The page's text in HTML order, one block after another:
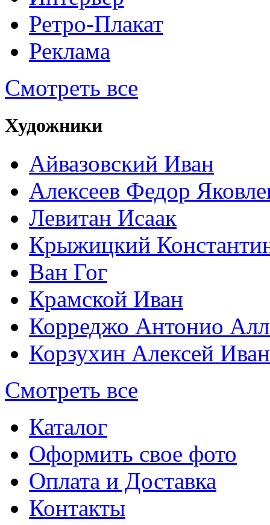
Ретро-Плакат
Реклама
Смотреть все
Художники
Айвазовский Иван
Алексеев Федор
Левитан Исаак
Крыжицкий
Ван Гог
Крамской Иван
Корреджо Антонио
Корзухин Алексей
Смотреть все
Каталог
Оформить свое фото
Оплата и Доставка
Контакты